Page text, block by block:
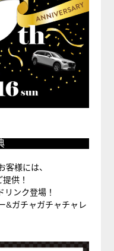
客様には、
供！
ンク登場！
&ガチャガチャチャレ